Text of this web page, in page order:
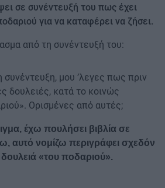
σε συνέντευξή του πως έχει
για να καταφέρει να ζήσει.
από τη συνέντευξή του:
συνέντευξη, μου ’λεγες πως πριν
δουλειές, κατά το κοινώς
Ορισμένες από αυτές;
έχω πουλήσει βιβλία σε
αυτό νομίζω περιγράφει σχεδόν
δουλειά «του ποδαριού».